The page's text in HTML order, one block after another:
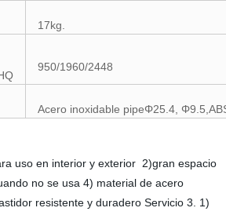
17kg.
950/1960/2448
Acero inoxidable pipeΦ25.4,
uso en interior y exterior 2)gran espacio
no se usa 4) material de acero
resistente y duradero Servicio 3. 1)